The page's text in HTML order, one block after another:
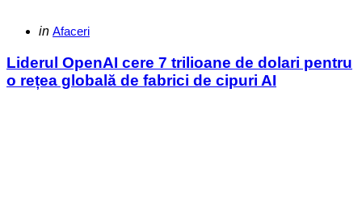
Categories
Posted
in Afaceri
Liderul OpenAI cere 7 trilioane de dolari pentru
o rețea globală de fabrici de cipuri AI